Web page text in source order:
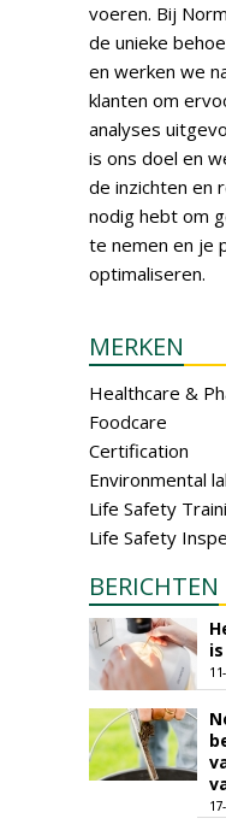
voeren. Bij
de unieke
en werken we
klanten om
analyses
is ons doel en
de inzichten en
nodig hebt om
te nemen en je
optimaliseren.
MERKEN
Healthcare &
Foodcare
Certification
Environmental
Life Safety
Life Safety
BERICHTEN